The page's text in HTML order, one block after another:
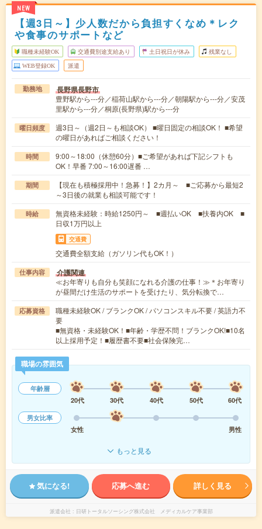
NEW
【週3日～】少人数だから負担すくなめ＊レク
や食事のサポートなど
職種未経験OK 交通費別途支給あり 土日祝日が休み 残業なし
WEB登録OK 派遣
勤務地 長野県長野市
豊野駅から---分／稲荷山駅から---分／朝陽駅から---分／安茂
里駅から---分／桐原(長野県)駅から---分
曜日頻度
週3日～（週2日～も相談OK） ■曜日固定の相談OK！ ■希望
の曜日があればご相談ください！
時間
9:00～18:00（休憩60分）■ご希望があれば下記シフトも
OK！早番 7:00～16:00遅番 …
期間
【現在も積極採用中！急募！】2カ月～ ■ご応募から最短2
～3日後の就業も相談可能です！
時給
無資格未経験：時給1250円～ ■週払いOK ■扶養内OK ■
日収1万円以上
交通費
交通費全額支給（ガソリン代もOK！）
仕事内容 介護関連
≪お年寄りも自分も笑顔になれる介護の仕事！≫＊お年寄り
が昼間だけ生活のサポートを受けたり、気分転換で…
応募資格
職種未経験OK / ブランクOK / パソコンスキル不要 / 英語力不
要
■無資格・未経験OK！■年齢・学歴不問！ブランクOK!■10名
以上採用予定！■履歴書不要■社会保険完…
職場の雰囲気
年齢層
20代
30代 40代 50代
60代
男女比率
女性
男性
もっと見る
気になる! 応募へ進む 詳しく見る
派遣会社 日研トータルソーシング株式会社 メディカルケア事業部